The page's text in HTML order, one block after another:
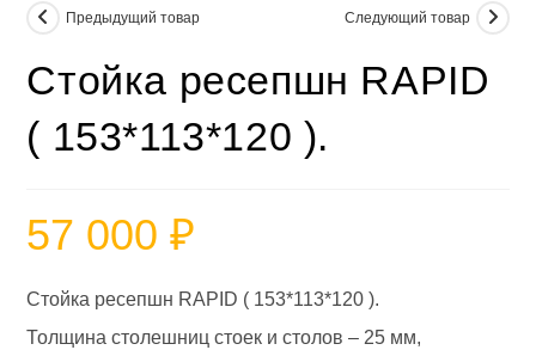
Предыдущий товар Следующий товар
Стойка ресепшн RAPID
( 153*113*120 ).
57 000₽
Стойка ресепшн RAPID ( 153*113*120 ).
Толщина столешниц стоек и столов – 25 мм,